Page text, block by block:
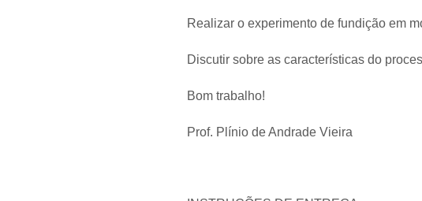
Realizar o experimento de fundição em
Discutir sobre as características do
Bom trabalho!
Prof. Plínio de Andrade Vieira